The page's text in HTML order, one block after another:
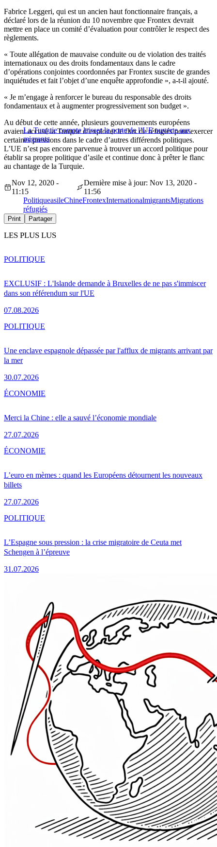
Fabrice Leggeri, qui est un ancien haut fonctionnaire français, a
déclaré lors de la réunion du 10 novembre que Frontex devrait
mettre en place un comité d’évaluation pour contrôler le respect des
règlements.
« Toute allégation de mauvaise conduite ou de violation des traités
internationaux ou des droits fondamentaux dans le cadre
d’opérations conjointes coordonnées par Frontex suscite de grandes
inquiétudes et fait l’objet d’une enquête approfondie », a-t-il ajouté.
« Je m’engage à renforcer le bureau du responsable des droits
fondamentaux et à augmenter progressivement son budget ».
La Turquie compte laisser la porte de l’UE ouverte aux
migrants
Au début de cette année, plusieurs gouvernements européens
avaient accusé la Turquie d’exploiter le flux de réfugiés pour exercer
certaines pressions dans le cadre d’autres différends politiques.
L’UE n’est pas encore parvenue à trouver un accord politique pour
établir sa propre politique d’asile et continue donc à prêter le flanc
au chantage de la Turquie.
Nov 12, 2020 -
11:15
Dernière mise à jour: Nov 13, 2020 -
11:56
PolitiqueasileChineFrontexInternationalmigrantsMigrations
réfugiés
Print Partager
LES PLUS LUS
EXCLUSIF : L'Islande demande à Bruxelles de ne pas s'immiscer
dans son référendum sur l'UE
07.08.2026
POLITIQUE
Une enclave espagnole dépassée par l'afflux de migrants arrivant par
la mer
30.07.2026
POLITIQUE
Merci la Chine : elle a sauvé l’économie mondiale
27.07.2026
ÉCONOMIE
L’euro en mèmes : quand les Européens détournent les nouveaux
billets
27.07.2026
ÉCONOMIE
L’Espagne sous pression : la crise migratoire de Ceuta met
Schengen à l’épreuve
31.07.2026
POLITIQUE